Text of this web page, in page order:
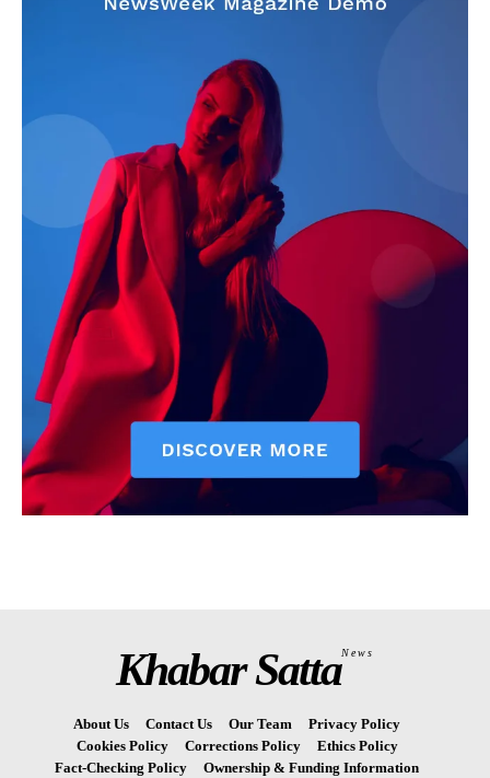
Khabar SattaNews
About Us Contact Us Our Team
Privacy Policy
Cookies Policy
Corrections Policy
Ethics Policy
Fact-Checking Policy
Ownership & Funding Information